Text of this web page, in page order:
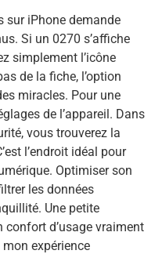
sur iPhone demande
Si un 0270 s’affiche
simplement l’icône
de la fiche, l’option
miracles. Pour une
de l’appareil. Dans
vous trouverez la
l’endroit idéal pour
Optimiser son
les données
Une petite
d’usage vraiment
expérience